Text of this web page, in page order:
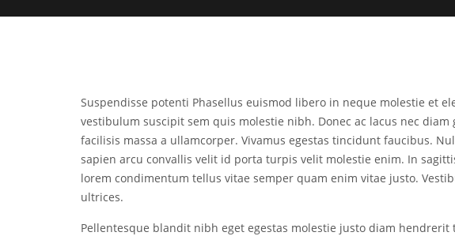
Suspendisse potenti Phasellus euismod libero in neque molestie et
vestibulum suscipit sem quis molestie nibh. Donec ac lacus nec
facilisis massa a ullamcorper. Vivamus egestas tincidunt faucibus.
sapien arcu convallis velit id porta turpis velit molestie enim. In
lorem condimentum tellus vitae semper quam enim vitae justo.
ultrices.
Pellentesque blandit nibh eget egestas molestie justo diam